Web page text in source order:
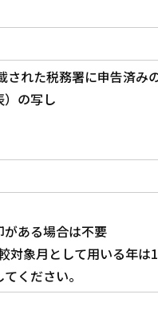
された税務署に申告済み
の写し
ある場合は不要
対象月として用いる年は
ください。